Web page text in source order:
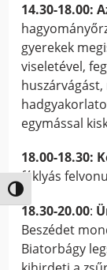
Nagy kontraszt
14.30-18.00:
gyerekek
viseletével,
egymással
18.00-18.30:
fáklyás
18.30-20.00:
Beszédet
Biatorbágy